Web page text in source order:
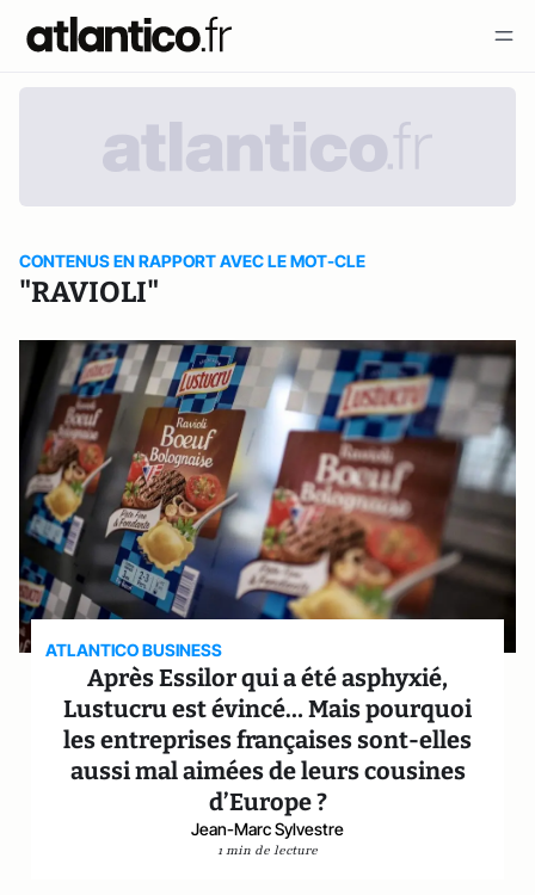
CONTENUS EN RAPPORT AVEC LE MOT-CLE
"RAVIOLI"
ATLANTICO BUSINESS
Après Essilor qui a été asphyxié,
Lustucru est évincé… Mais pourquoi
les entreprises françaises sont-elles
aussi mal aimées de leurs cousines
d’Europe ?
Jean-Marc Sylvestre
1 min de lecture